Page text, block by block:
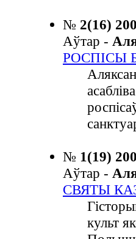
№ 2(16)
Аўтар -
РОСПІСЫ
№ 1(19)
Аўтар -
СВЯТЫ
культ